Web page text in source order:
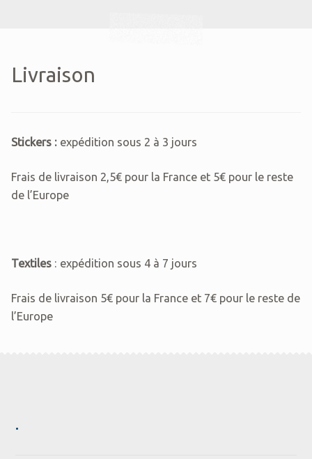
Livraison
Stickers : expédition sous 2 à 3 jours
Frais de livraison 2,5€ pour la France et 5€ pour le reste
de l’Europe
Textiles : expédition sous 4 à 7 jours
Frais de livraison 5€ pour la France et 7€ pour le reste de
l’Europe
.